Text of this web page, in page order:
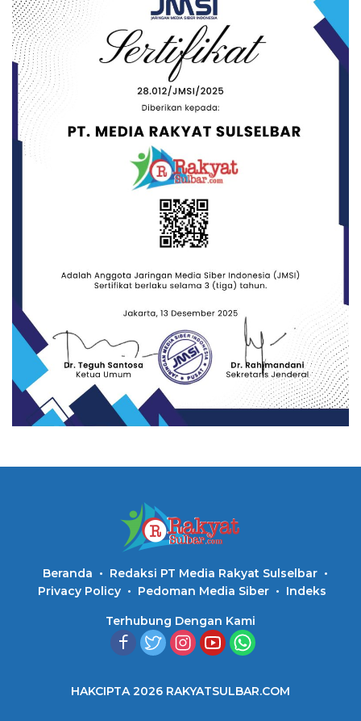
Beranda
Redaksi PT Media Rakyat Sulselbar
Privacy Policy
Pedoman Media Siber Indeks
Terhubung Dengan Kami
HAKCIPTA 2026 RAKYATSULBAR.COM